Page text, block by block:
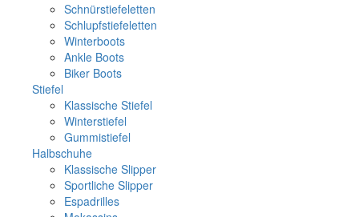
Schnürstiefeletten
Schlupfstiefeletten
Winterboots
Ankle Boots
Biker Boots
Stiefel
Klassische Stiefel
Winterstiefel
Gummistiefel
Halbschuhe
Klassische Slipper
Sportliche Slipper
Espadrilles